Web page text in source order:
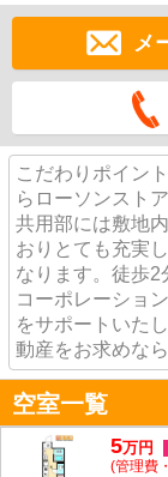
メ
こだわりポイン
らローソンスト
共用部には敷地
おりとても充実
なります。徒歩2
コーポレーショ
をサポートいた
動産をお求めな
空室一覧
5万円
(管理費